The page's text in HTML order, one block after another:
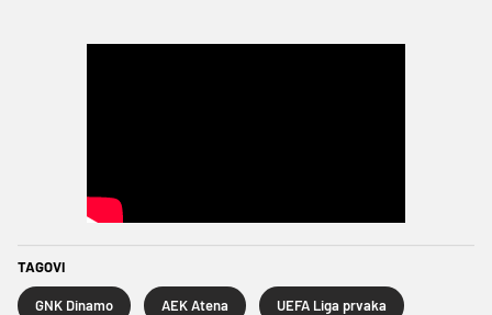
TAGOVI
GNK Dinamo AEK Atena UEFA Liga prvaka